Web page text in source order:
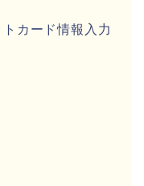
カード情報入力